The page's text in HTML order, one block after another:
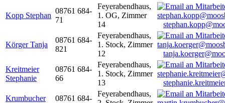
Kopp Stephan
08761 684-
71
Feyerabendhaus,
1. OG, Zimmer
14
Körger Tanja
08761 684-
821
Feyerabendhaus,
1. Stock, Zimmer
12
Kreitmeier
Stephanie
08761 684-
66
Feyerabendhaus,
1. Stock, Zimmer
13
Krumbucher
08761 684-
Feyerabendhaus,